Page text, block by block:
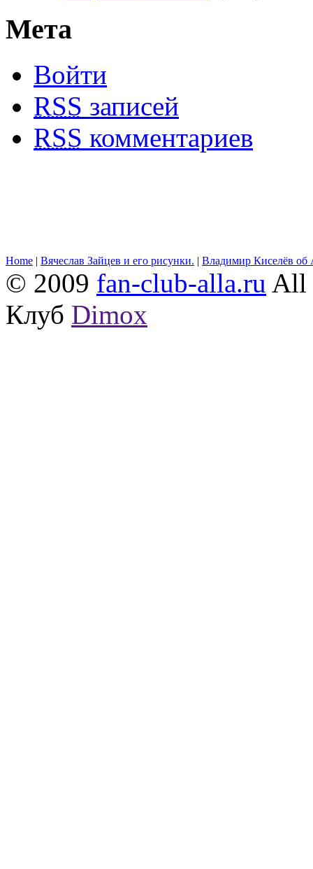
Мета
Войти
RSS записей
RSS комментариев
Home | Вячеслав Зайцев и его рисунки. | Владимир Киселёв об
© 2009 fan-club-alla.ru All
Клуб Dimox